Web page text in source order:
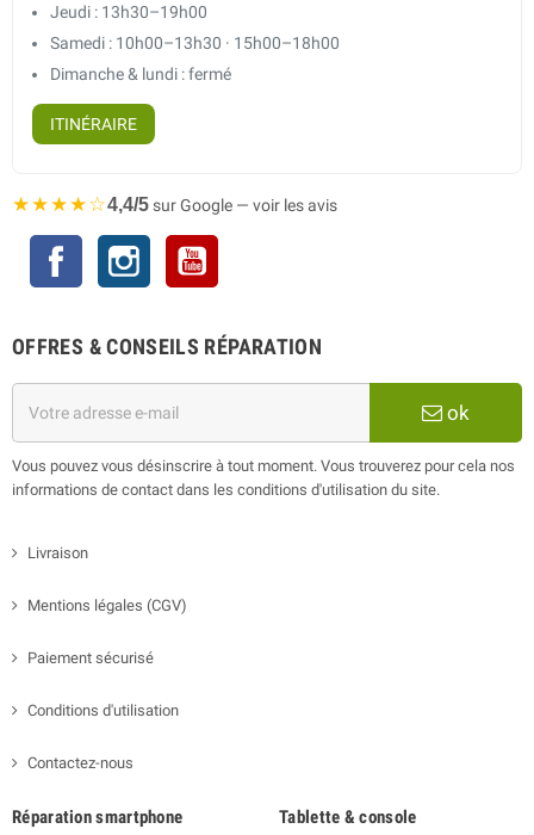
Jeudi : 13h30–19h00
Samedi : 10h00–13h30 · 15h00–18h00
Dimanche & lundi : fermé
ITINÉRAIRE
★★★★☆4,4/5sur Google — voir les avis
Facebook Instagram
OFFRES & CONSEILS RÉPARATION
ok
Vous pouvez vous désinscrire à tout moment. Vous trouverez pour cela nos
informations de contact dans les conditions d'utilisation du site.
Livraison
Mentions légales (CGV)
Paiement sécurisé
Conditions d'utilisation
Contactez-nous
Réparation smartphone Tablette & console